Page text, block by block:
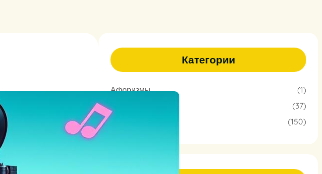
Категории
Афоризмы
(1)
Песни
(37)
(150)